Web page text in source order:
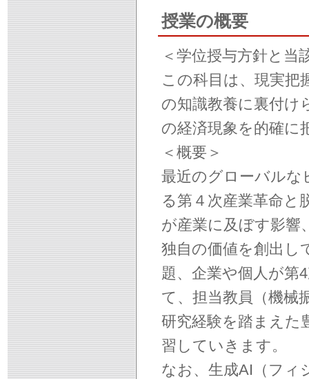
授業の概要
＜学位授与方針と当
この科目は、現実把
の知識教養に裏付け
の経済現象を的確に
＜概要＞
最近のグローバルな
る第４次産業革命と
が産業に及ぼす影響
独自の価値を創出し
題、企業や個人が第
て、担当教員（機械
研究経験を踏まえた
習していきます。
なお、生成AI（フィ